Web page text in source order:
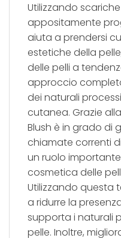
Utilizzando
appositamente
aiuta a prendersi
estetiche della
delle pelli a
approccio
dei naturali
cutanea. Grazie
Blush è in grado di
chiamate correnti
un ruolo
cosmetica delle
Utilizzando questa
a ridurre la
supporta i naturali
pelle. Inoltre,